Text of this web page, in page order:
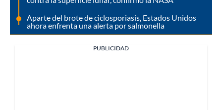
Aparte del brote de ciclosporiasis, Estados Unidos
ahora enfrenta una alerta por salmonella
PUBLICIDAD